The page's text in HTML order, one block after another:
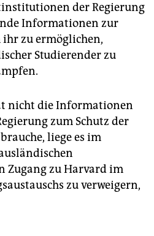
der Regierung
Informationen zur
zu ermöglichen,
Studierender zu
nicht die Informationen
zum Schutz der
liege es im
Zugang zu Harvard im
zu verweigern,